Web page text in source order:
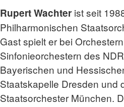
Rupert Wachter ist seit
Philharmonischen
Gast spielt er bei
Sinfonieorchestern des
Bayerischen und
Staatskapelle Dresden und
Staatsorchester München.